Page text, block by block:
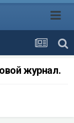
журнал.